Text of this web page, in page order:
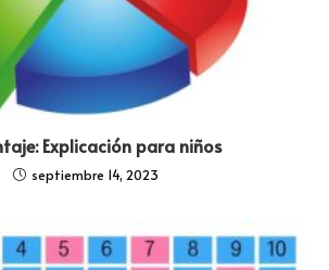
Explicación para niños
septiembre 14, 2023